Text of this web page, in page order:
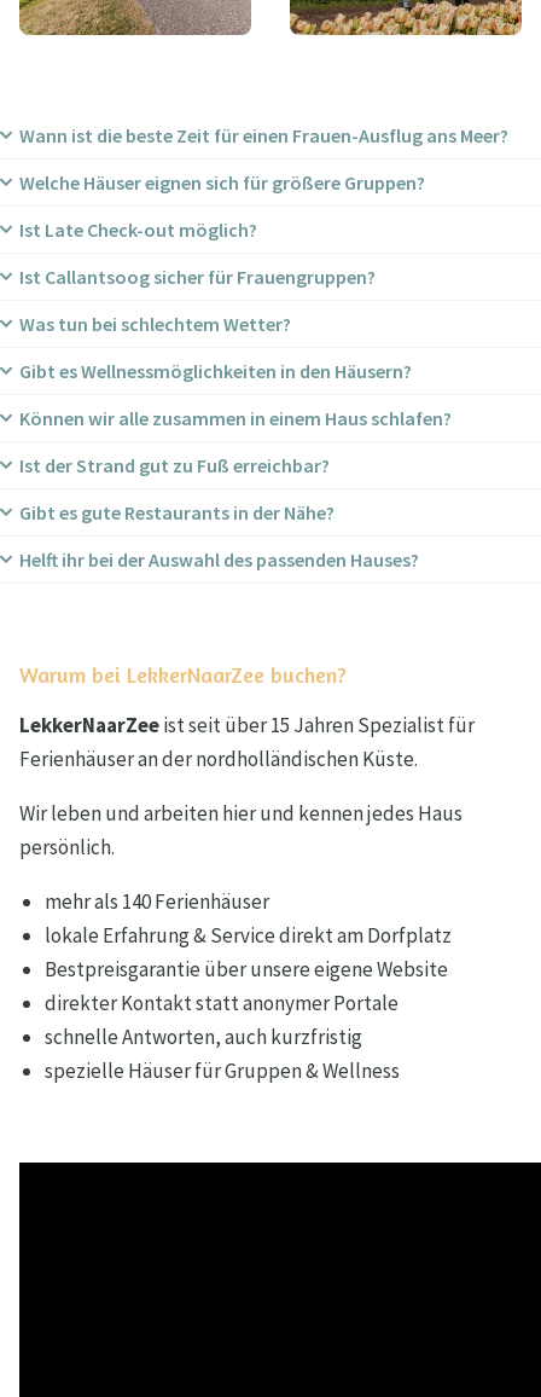
Wann ist die beste Zeit für einen Frauen-Ausflug ans Meer?
Das ganze Jahr über. Frühling und Sommer für Strandtage,
Herbst und Winter für Wellness und Gemütlichkeit.
Welche Häuser eignen sich für größere Gruppen?
Zum Beispiel Op ’t Oog, Fokkemaat, Sandepark und unsere
8–10-Personen-Häuser.
Ist Late Check-out möglich?
Je nach Verfügbarkeit. Sonntags oft möglich.
Ist Callantsoog sicher für Frauengruppen?
Ja, das Dorf gilt als ruhig, klein und sicher.
Was tun bei schlechtem Wetter?
Spa-Abend, Museen, Shopping, Kochabend oder gemütlich
zusammensitzen.
Gibt es Wellnessmöglichkeiten in den Häusern?
Ja, viele Häuser haben Sauna oder Jacuzzi.
Können wir alle zusammen in einem Haus schlafen?
Ja, wir haben Häuser mit 4–5 Schlafzimmern und mehreren
Badezimmern.
Ist der Strand gut zu Fuß erreichbar?
Die meisten Häuser liegen 5–10 Minuten vom Strand
entfernt.
Gibt es gute Restaurants in der Nähe?
Ja, von Strandpavillons bis Weinbars.
Helft ihr bei der Auswahl des passenden Hauses?
Warum bei LekkerNaarZee buchen?
LekkerNaarZeeist seit über 15 Jahren Spezialist für
Ferienhäuser an der nordholländischen Küste.
Wir leben und arbeiten hier und kennen jedes Haus
persönlich.
mehr als 140 Ferienhäuser
lokale Erfahrung & Service direkt am Dorfplatz
Bestpreisgarantie über unsere eigene Website
direkter Kontakt statt anonymer Portale
schnelle Antworten, auch kurzfristig
spezielle Häuser für Gruppen & Wellness